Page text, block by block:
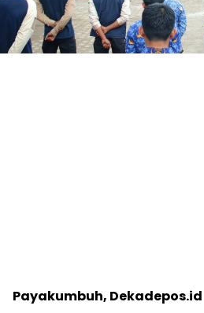
Payakumbuh, Dekadepos.id